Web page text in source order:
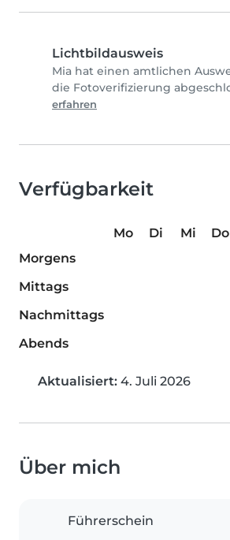
Lichtbildausweis
Mia hat einen amtlichen
die Fotoverifizierung
erfahren
Verfügbarkeit
Mo Di Mi Do
Morgens
Mittags
Nachmittags
Abends
Aktualisiert: 4. Juli 2026
Über mich
Führerschein